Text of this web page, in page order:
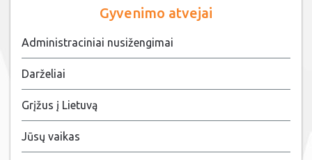
Gyvenimo atvejai
Administraciniai nusižengimai
Darželiai
Grįžus į Lietuvą
Jūsų vaikas